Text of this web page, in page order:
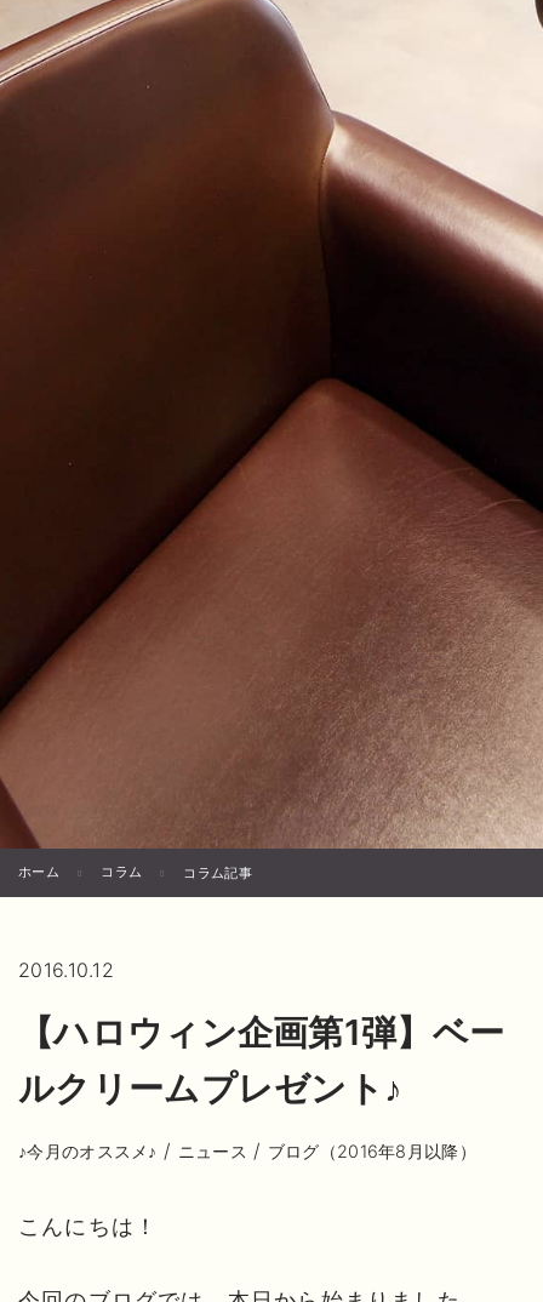
ホーム コラム コラム記事
2016.10.12
【ハロウィン企画第1弾】ベー
ルクリームプレゼント♪
♪今月のオススメ♪ / ニュース / ブログ（2016年8月以降）
こんにちは！